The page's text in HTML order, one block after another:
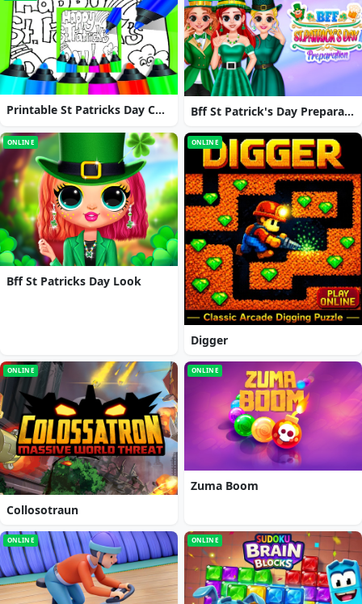
Printable St Patricks Day Coloring Pages Bff St Patrick's Day Preparation
ONLINE
Bff St Patricks Day Look
ONLINE
Digger
ONLINE
Collosotraun
ONLINE
Zuma Boom
ONLINE ONLINE